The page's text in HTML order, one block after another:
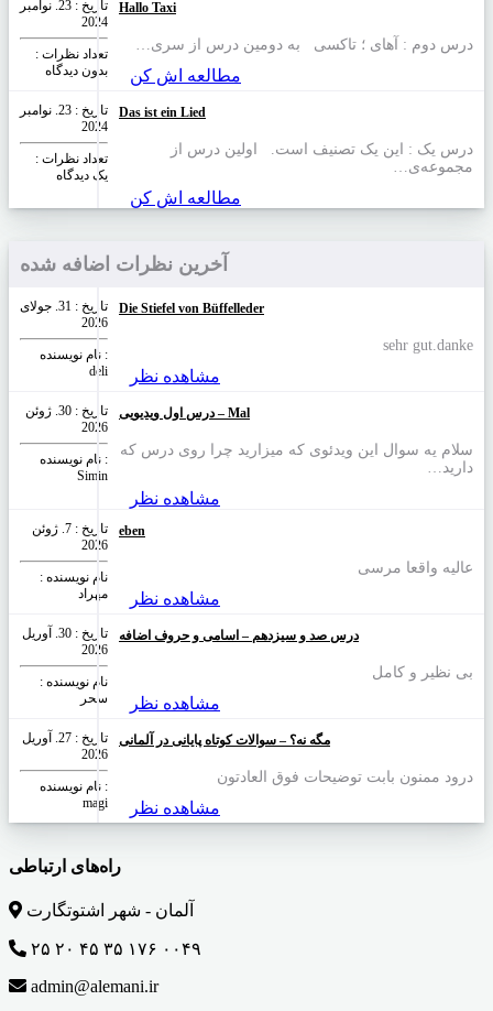
تاریخ : 23. نوامبر
2024
تعداد نظرات‌ :
بدون دیدگاه
Hallo Taxi
درس دوم : آهای ؛ تاکسی به دومین درس از سری…
مطالعه اش کن
تاریخ : 23. نوامبر
2024
تعداد نظرات‌ :
یک دیدگاه
Das ist ein Lied
درس یک : این یک تصنیف است. اولین درس از
مجموعه‌ی…
مطالعه اش کن
آخرین نظرات اضافه شده
تاریخ : 31. جولای
2026
نام نویسنده :
deli
Die Stiefel von Büffelleder
sehr gut.danke
مشاهده نظر
تاریخ : 30. ژوئن
2026
نام نویسنده :
Simin
درس اول ویدیویی – Mal
سلام یه سوال این ویدئوی که میزارید چرا روی درس که
دارید…
مشاهده نظر
تاریخ : 7. ژوئن
2026
نام نویسنده :
مهراد
eben
عالیه واقعا مرسی
مشاهده نظر
تاریخ : 30. آوریل
2026
نام نویسنده :
سحر
درس صد و سیزدهم – اسامی و حروف اضافه
بی نظیر و کامل
مشاهده نظر
تاریخ : 27. آوریل
2026
نام نویسنده :
magi
مگه نه؟ – سوالات کوتاه پایانی در آلمانی
درود ممنون بابت توضیحات فوق العادتون
مشاهده نظر
راه‌های ارتباطی
آلمان - شهر اشتوتگارت
۲۵ ۲۰ ۴۵ ۳۵ ۱۷۶ ۰۰۴۹
admin@alemani.ir